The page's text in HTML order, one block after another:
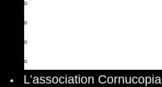
L’association Cornucopia